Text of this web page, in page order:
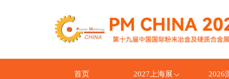
首页 2027上海展 2026